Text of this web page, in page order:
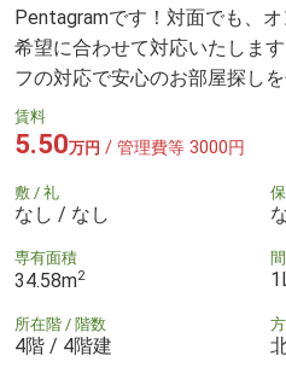
Pentagramです！対面でも、
希望に合わせて対応いたしま
フの対応で安心のお部屋探しを
賃料
5.50万円 / 管理費等 3000円
敷 / 礼
なし / なし
専有面積
34.58m2
所在階 / 階数
4階 / 4階建